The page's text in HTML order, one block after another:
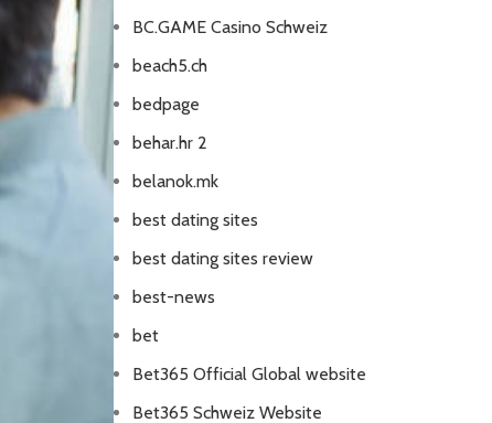
BC.GAME Casino Schweiz
beach5.ch
bedpage
behar.hr 2
belanok.mk
best dating sites
best dating sites review
best-news
bet
Bet365 Official Global website
Bet365 Schweiz Website